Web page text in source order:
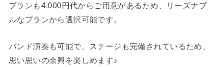
プランも4,000円代からご用意があるため、リーズナブ
ルなプランから選択可能です。
バンド演奏も可能で、ステージも完備されているため、
思い思いの余興を楽しめます♪